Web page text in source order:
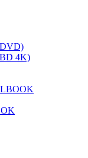
DVD)
4K)